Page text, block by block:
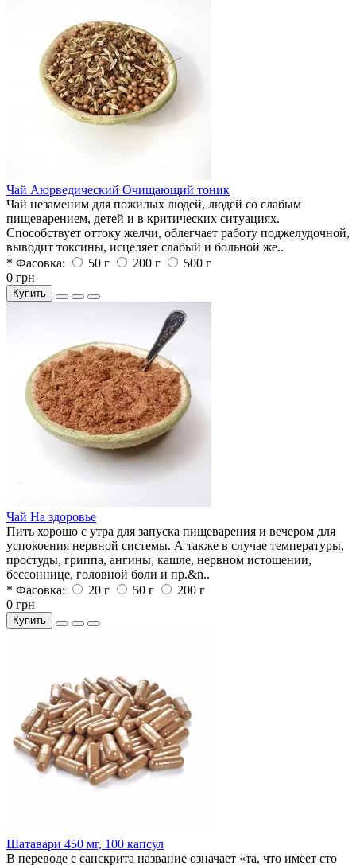
Чай Аюрведический Очищающий тоник
Чай незаменим для пожилых людей, людей со слабым
пищеварением, детей и в критических ситуациях.
Способствует оттоку желчи, облегчает работу поджелудочной,
выводит токсины, исцеляет слабый и больной же..
* Фасовка:
50 г 200 г
500 г
0 грн
Купить
Чай На здоровье
Пить хорошо с утра для запуска пищеварения и вечером для
успокоения нервной системы. А также в случае температуры,
простуды, гриппа, ангины, кашле, нервном истощении,
бессоннице, головной боли и пр.&n..
* Фасовка:
20 г 50 г
200 г
0 грн
Купить
Шатавари 450 мг, 100 капсул
В переводе с санскрита название означает «та, что имеет сто